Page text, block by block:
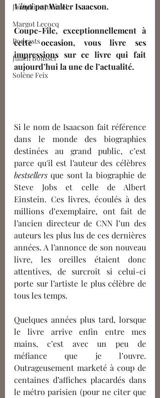
Joséphine Journel
Margot Lecocq
Podcasts
Julien Bousser
Solène Feix
Vinci par Walter Isaacson.
Coupe-File, exceptionnellement à
cette occasion, vous livre ses
impressions sur ce livre qui fait
aujourd’hui la une de l’actualité.
Si le nom de Isaacson fait référence
dans le monde des biographies
destinées au grand public, c’est
bestsellers que sont la biographie de
Steve Jobs et celle de Albert
Einstein. Ces livres, écoulés à des
millions d’exemplaire, ont fait de
l’ancien directeur de CNN l’un des
auteurs les plus lus de ces dernières
années. A l’annonce de son nouveau
livre, les oreilles étaient donc
attentives, de surcroît si celui-ci
porte sur l’artiste le plus célèbre de
tous les temps.
Quelques années plus tard, lorsque
le livre arrive enfin entre mes
mains, c’est avec un peu de
méfiance que je l’ouvre.
Outrageusement marketé à coup de
centaines d’affiches placardés dans
le métro parisien (pour ne citer que